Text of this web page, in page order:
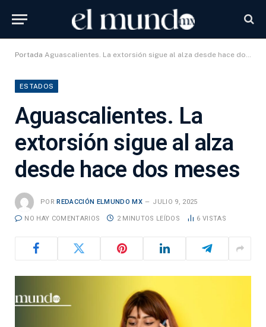
Portada Aguascalientes. La extorsión sigue al alza desde hace dos meses
ESTADOS
Aguascalientes. La
extorsión sigue al alza
desde hace dos meses
POR REDACCIÓN ELMUNDO MX JULIO 9, 2025
NO HAY COMENTARIOS 2 MINUTOS LEÍDOS 6 VISTAS